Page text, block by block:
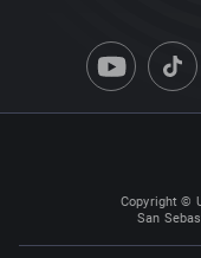
Copyright ©
San